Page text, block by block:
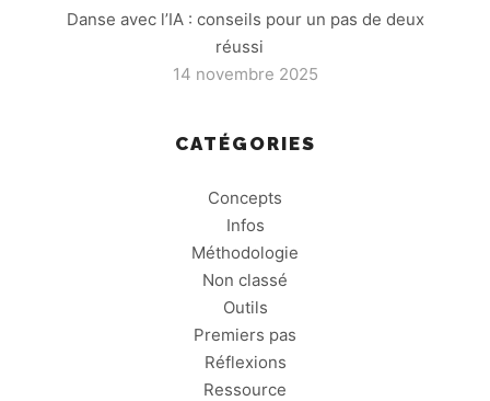
Danse avec l’IA : conseils pour un pas de deux
réussi
14 novembre 2025
CATÉGORIES
Concepts
Infos
Méthodologie
Non classé
Outils
Premiers pas
Réflexions
Ressource